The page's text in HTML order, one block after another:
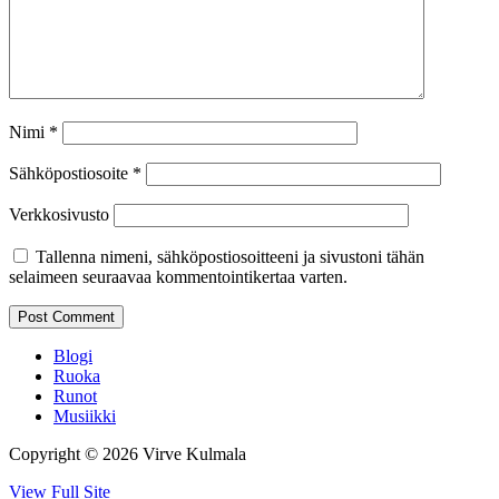
Nimi *
Sähköpostiosoite *
Verkkosivusto
Tallenna nimeni, sähköpostiosoitteeni ja sivustoni tähän
selaimeen seuraavaa kommentointikertaa varten.
Blogi
Ruoka
Runot
Musiikki
Copyright © 2026 Virve Kulmala
View Full Site